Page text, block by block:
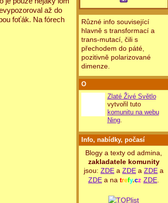
až do
foťák. Na fórech
Různé info související
hlavně s transformací a
trans-mutací, čili s
přechodem do páté,
pozitivně polarizované
dimenze.
O
Zlaté Živé Světlo
vytvořil tuto
komunitu na webu
Ning.
Info, nabídky, počasí
Blogy a texty od admina,
zakladatele komunity
jsou: ZDE a ZDE a ZDE a
ZDE a na trefy.cz ZDE